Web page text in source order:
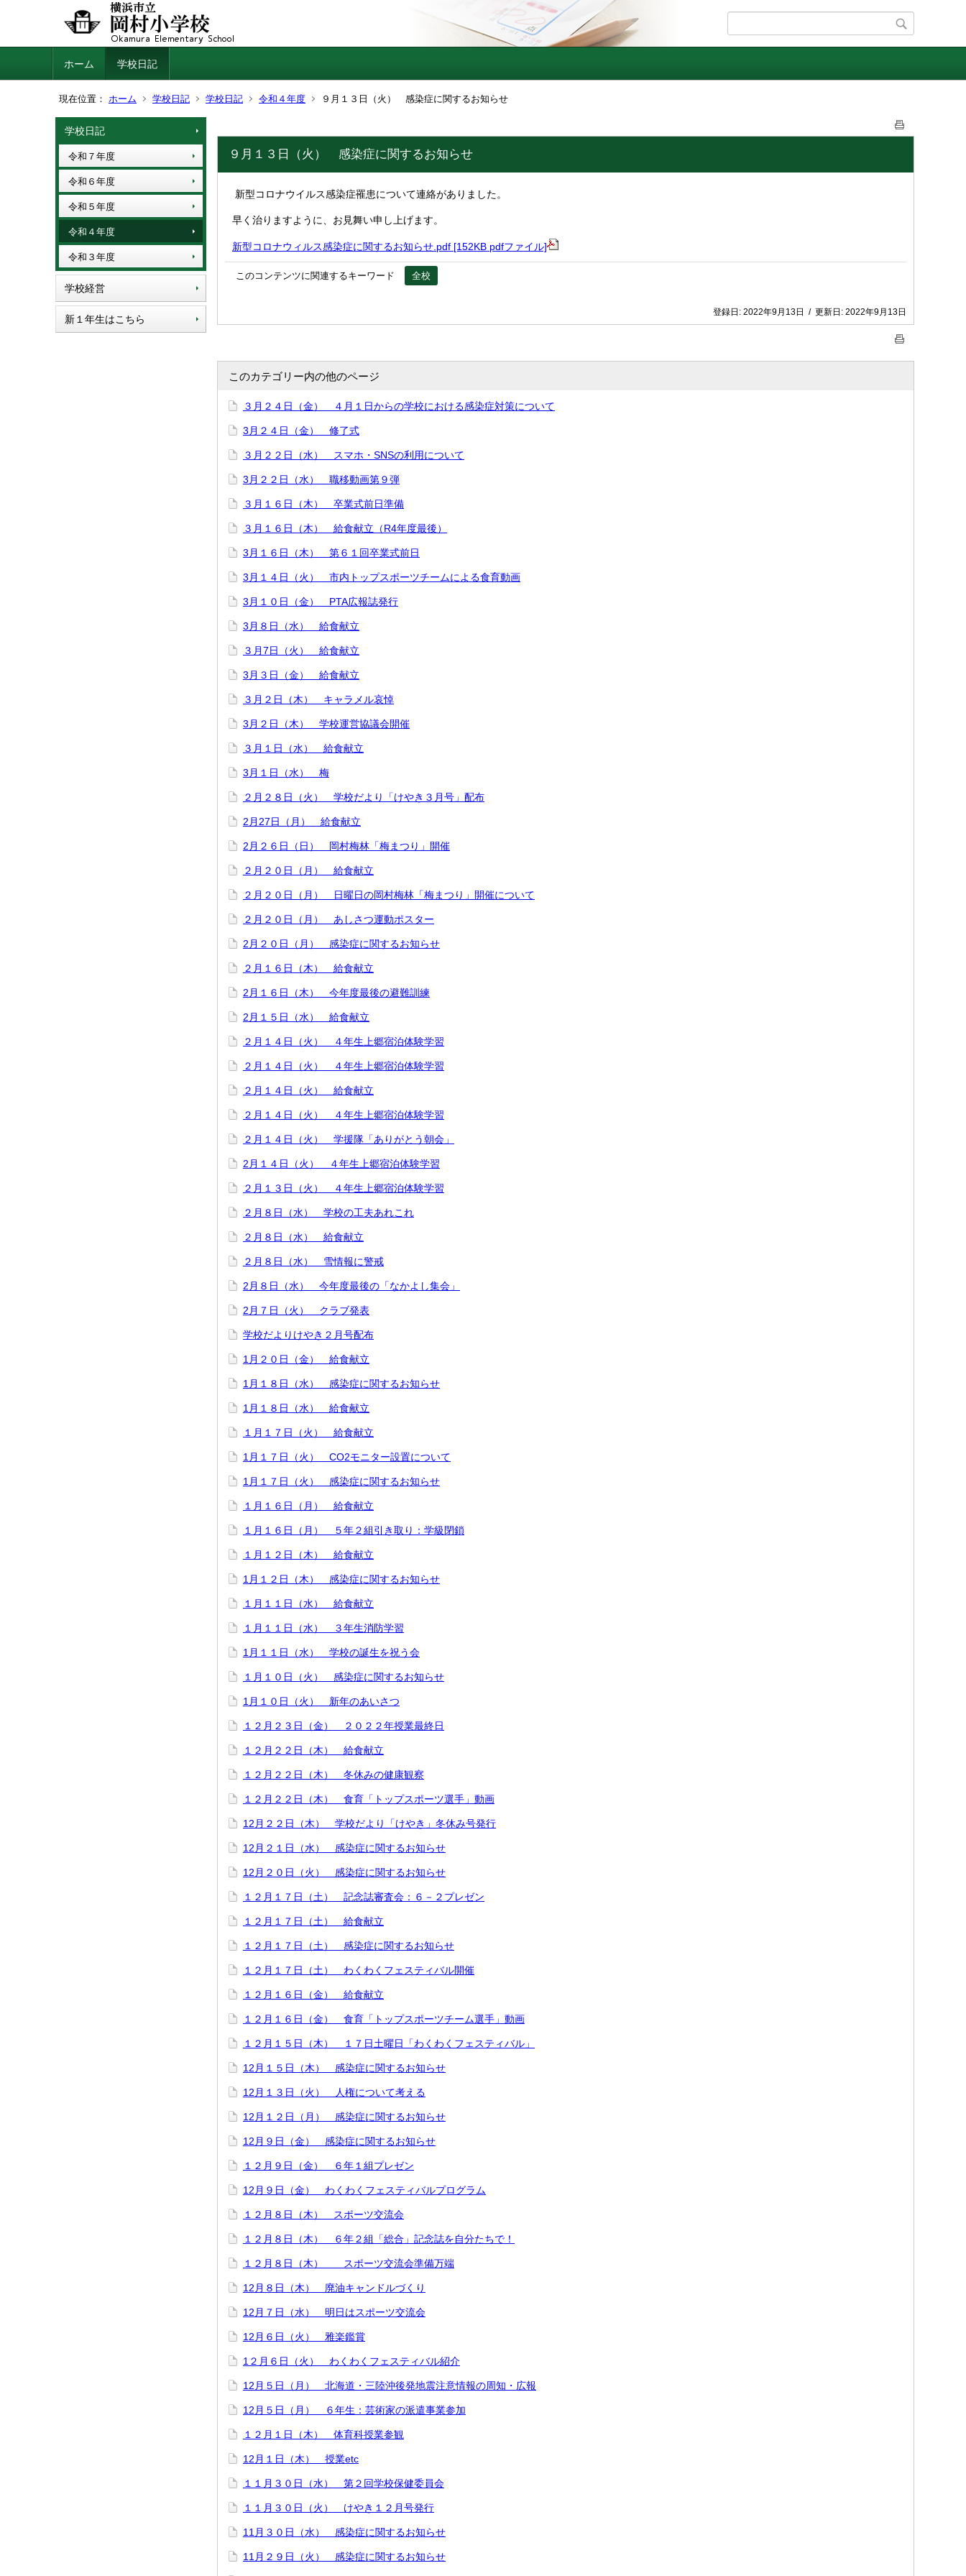
ホーム 学校日記
現在位置： ホーム 学校日記 学校日記 令和４年度 ９月１３日（火） 感染症に関するお知らせ
学校日記
令和７年度
令和６年度
令和５年度
令和４年度
令和３年度
学校経営
新１年生はこちら
９月１３日（火） 感染症に関するお知らせ
新型コロナウイルス感染症罹患について連絡がありました。
早く治りますように、お見舞い申し上げます。
新型コロナウィルス感染症に関するお知らせ.pdf [152KB pdfファイル]
このコンテンツに関連するキーワード 全校
登録日: 2022年9月13日 / 更新日: 2022年9月13日
このカテゴリー内の他のページ
３月２４日（金） ４月１日からの学校における感染症対策について
3月２４日（金） 修了式
３月２２日（水） スマホ・SNSの利用について
3月２２日（水） 職移動画第９弾
３月１６日（木） 卒業式前日準備
３月１６日（木） 給食献立（R4年度最後）
3月１６日（木） 第６１回卒業式前日
3月１４日（火） 市内トップスポーツチームによる食育動画
3月１０日（金） PTA広報誌発行
3月８日（水） 給食献立
３月7日（火） 給食献立
3月３日（金） 給食献立
３月２日（木） キャラメル哀悼
3月２日（木） 学校運営協議会開催
３月１日（水） 給食献立
3月１日（水） 梅
２月２８日（火） 学校だより「けやき３月号」配布
2月27日（月） 給食献立
2月２６日（日） 岡村梅林「梅まつり」開催
２月２０日（月） 給食献立
２月２０日（月） 日曜日の岡村梅林「梅まつり」開催について
２月２０日（月） あしさつ運動ポスター
2月２０日（月） 感染症に関するお知らせ
２月１６日（木） 給食献立
2月１６日（木） 今年度最後の避難訓練
2月１５日（水） 給食献立
２月１４日（火） ４年生上郷宿泊体験学習
２月１４日（火） ４年生上郷宿泊体験学習
２月１４日（火） 給食献立
２月１４日（火） ４年生上郷宿泊体験学習
２月１４日（火） 学援隊「ありがとう朝会」
2月１４日（火） ４年生上郷宿泊体験学習
２月１３日（火） ４年生上郷宿泊体験学習
２月８日（水） 学校の工夫あれこれ
２月８日（水） 給食献立
２月８日（水） 雪情報に警戒
2月８日（水） 今年度最後の「なかよし集会」
2月７日（火） クラブ発表
学校だよりけやき２月号配布
1月２０日（金） 給食献立
1月１８日（水） 感染症に関するお知らせ
1月１８日（水） 給食献立
１月１７日（火） 給食献立
1月１７日（火） CO2モニター設置について
1月１７日（火） 感染症に関するお知らせ
１月１６日（月） 給食献立
１月１６日（月） ５年２組引き取り：学級閉鎖
１月１２日（木） 給食献立
1月１２日（木） 感染症に関するお知らせ
１月１１日（水） 給食献立
１月１１日（水） ３年生消防学習
1月１１日（水） 学校の誕生を祝う会
１月１０日（火） 感染症に関するお知らせ
1月１０日（火） 新年のあいさつ
１２月２３日（金） ２０２２年授業最終日
１２月２２日（木） 給食献立
１２月２２日（木） 冬休みの健康観察
１２月２２日（木） 食育「トップスポーツ選手」動画
12月２２日（木） 学校だより「けやき」冬休み号発行
12月２１日（水） 感染症に関するお知らせ
12月２０日（火） 感染症に関するお知らせ
１２月１７日（土） 記念誌審査会：６－２プレゼン
１２月１７日（土） 給食献立
１２月１７日（土） 感染症に関するお知らせ
１２月１７日（土） わくわくフェスティバル開催
１２月１６日（金） 給食献立
１２月１６日（金） 食育「トップスポーツチーム選手」動画
１２月１５日（木） １７日土曜日「わくわくフェスティバル」
12月１５日（木） 感染症に関するお知らせ
12月１３日（火） 人権について考える
12月１２日（月） 感染症に関するお知らせ
12月９日（金） 感染症に関するお知らせ
１２月９日（金） ６年１組プレゼン
12月９日（金） わくわくフェスティバルプログラム
１２月８日（木） スポーツ交流会
１２月８日（木） ６年２組「総合」記念誌を自分たちで！
１２月８日（木） スポーツ交流会準備万端
12月８日（木） 廃油キャンドルづくり
12月７日（水） 明日はスポーツ交流会
12月６日（火） 雅楽鑑賞
1２月６日（火） わくわくフェスティバル紹介
12月５日（月） 北海道・三陸沖後発地震注意情報の周知・広報
12月５日（月） ６年生：芸術家の派遣事業参加
１２月１日（木） 体育科授業参観
12月１日（木） 授業etc
１１月３０日（水） 第２回学校保健委員会
１１月３０日（火） けやき１２月号発行
11月３０日（水） 感染症に関するお知らせ
11月２９日（火） 感染症に関するお知らせ